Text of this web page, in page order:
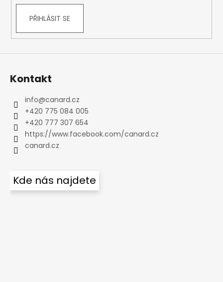
PŘIHLÁSIT SE
Kontakt
info@canard.cz
+420 775 084 005
+420 777 307 654
https://www.facebook.com/canard.cz
canard.cz
Kde nás najdete